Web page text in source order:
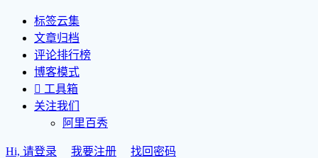
标签云集
文章归档
评论排行榜
博客模式
 工具箱
关注我们
阿里百秀
Hi, 请登录 我要注册 找回密码